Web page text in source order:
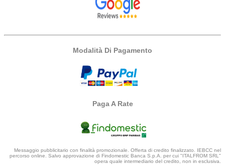
Modalità Di Pagamento
Paga A Rate
Messaggio pubblicitario con finalità promozionale. Offerta di credito finalizzato. IEBCC nel
percorso online. Salvo approvazione di Findomestic Banca S.p.A. per cui "ITALFROM SRL"
opera quale intermediario del credito, non in esclusiva.